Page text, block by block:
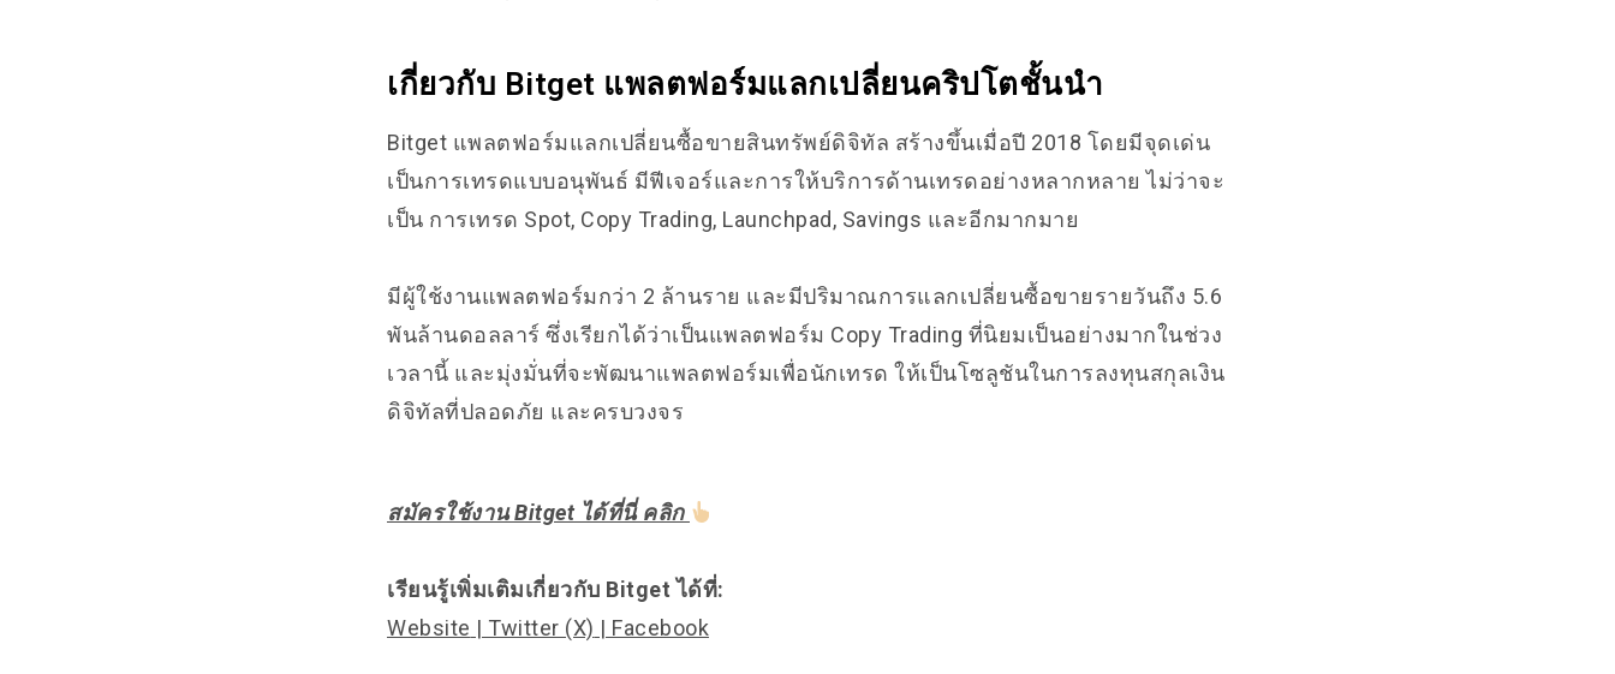
เกี่ยวกับ Bitget แพลตฟอร์มแลกเปลี่ยนคริปโตชั้นนำ
Bitget แพลตฟอร์มแลกเปลี่ยนซื้อขายสินทรัพย์ดิจิทัล สร้างขึ้นเมื่อปี 2018 โดยมีจุดเด่น
เป็นการเทรดแบบอนุพันธ์ มีฟีเจอร์และการให้บริการด้านเทรดอย่างหลากหลาย ไม่ว่าจะ
เป็น การเทรด Spot, Copy Trading, Launchpad, Savings และอีกมากมาย
มีผู้ใช้งานแพลตฟอร์มกว่า 2 ล้านราย และมีปริมาณการแลกเปลี่ยนซื้อขายรายวันถึง 5.6
พันล้านดอลลาร์ ซึ่งเรียกได้ว่าเป็นแพลตฟอร์ม Copy Trading ที่นิยมเป็นอย่างมากในช่วง
เวลานี้ และมุ่งมั่นที่จะพัฒนาแพลตฟอร์มเพื่อนักเทรด ให้เป็นโซลูชันในการลงทุนสกุลเงิน
ดิจิทัลที่ปลอดภัย และครบวงจร
สมัครใช้งาน Bitget ได้ที่นี่ คลิก
เรียนรู้เพิ่มเติมเกี่ยวกับ Bitget ได้ที่:
Website | Twitter (X) | Facebook